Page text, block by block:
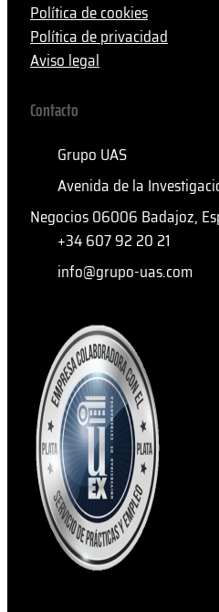
Política de cookies
Política de privacidad
Aviso legal
Contacto
Grupo UAS
Avenida de la
Negocios 06006 Badajoz,
+34 607 92 20 21
info@grupo-uas.com